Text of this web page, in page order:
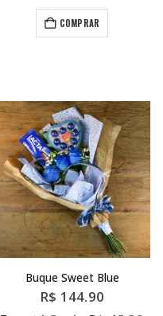
COMPRAR
Buque Sweet Blue
R$ 144.90